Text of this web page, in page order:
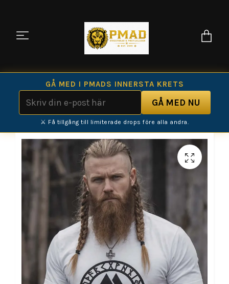
GÅ MED I PMADS INNERSTA KRETS
⚔️ Få tillgång till limiterade drops före alla andra.